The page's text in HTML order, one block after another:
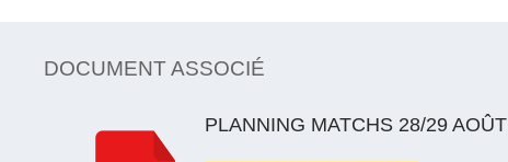
DOCUMENT ASSOCIÉ
PLANNING MATCHS 28/29 AOÛT